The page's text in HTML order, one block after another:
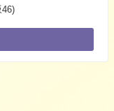
46)